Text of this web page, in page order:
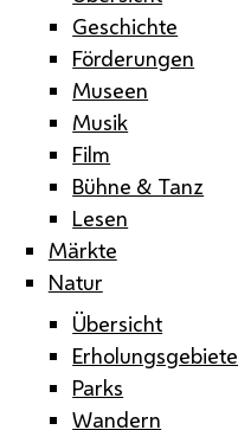
Geschichte
Förderungen
Museen
Musik
Film
Bühne & Tanz
Lesen
Märkte
Natur
Übersicht
Erholungsgebiete
Parks
Wandern